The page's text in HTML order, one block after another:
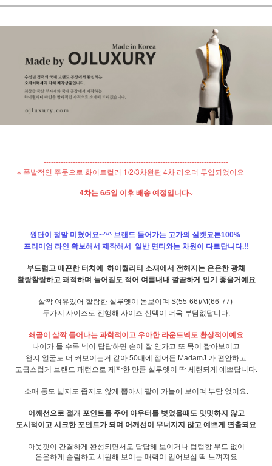
----------------------------------------------------------------------------
※ 폭발적인 주문으로 화이트컬러 1/2/3차완판 4차 리오더 투입되었어요
4차는 6/5일 이후 배송 예정입니다~
----------------------------------------------------------------------------
원단이 정말 미쳤어요~^^ 브랜드 들어가는 고가의 실켓코튼100%
프리미엄 라인 확보해서 제작해서 일반 면티와는 차원이 다르답니다.!!
부드럽고 매끈한 터치에 하이퀄리티 소재에서 전해지는 은은한 광채
찰랑찰랑하고 쾌적하며 늘어짐도 적어 여름내내 깔끔하게 입기 좋을거예요
살짝 여유있어 할랑한 실루엣이 돋보이며 S(55-66)/M(66-77)
두가지 사이즈로 진행해 사이즈 선택이 더욱 부담없답니다.
쇄골이 살짝 들어나는 과학적이고 우아한 라운드넥도 환상적이예요
나이가 들 수록 넥이 답답하면 손이 잘 안가고 또 목이 짧아보이고
왠지 얼굴도 더 커보이는거 같아 50대에 접어든 MadamJ 가 편안하고
고급스럽게 브랜드 패턴으로 제작한 만큼 실루엣이 딱 세련되게 예쁘답니다.
소매 통도 넓지도 좁지도 않게 뽑아서 팔이 가늘어 보이며 부담 없어요.
어깨선으로 절개 포인트를 주어 아우터를 벗었을때도 밋밋하지 않고
도시적이고 시크한 포인트가 되며 어깨선이 무너지지 않고 예쁘게 연출되요
아웃핏이 간결하게 완성되면서도 답답해 보이거나 텁텁함 무드 없이
은은하게 슬림하고 시원해 보이는 매력이 입어보심 딱 느껴져요